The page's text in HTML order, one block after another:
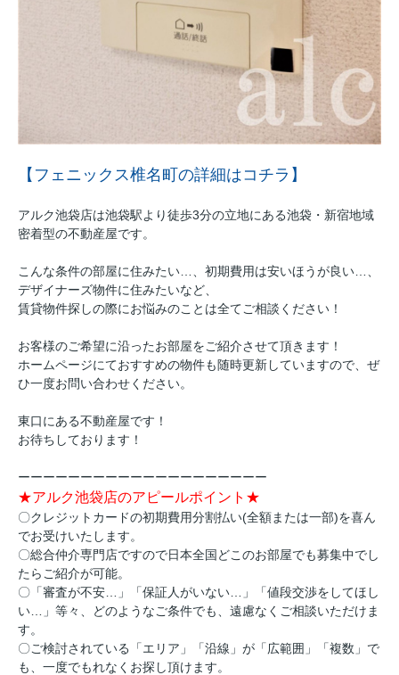
【フェニックス椎名町の詳細はコチラ】
アルク池袋店は池袋駅より徒歩3分の立地にある池袋・新宿地域
密着型の不動産屋です。
こんな条件の部屋に住みたい…、初期費用は安いほうが良い…、
デザイナーズ物件に住みたいなど、
賃貸物件探しの際にお悩みのことは全てご相談ください！
お客様のご希望に沿ったお部屋をご紹介させて頂きます！
ホームページにておすすめの物件も随時更新していますので、ぜ
ひ一度お問い合わせください。
東口にある不動産屋です！
お待ちしております！
ーーーーーーーーーーーーーーーーーーーー
★アルク池袋店のアピールポイント★
〇クレジットカードの初期費用分割払い(全額または一部)を喜ん
でお受けいたします。
〇総合仲介専門店ですので日本全国どこのお部屋でも募集中でし
たらご紹介が可能。
〇「審査が不安…」「保証人がいない…」「値段交渉をしてほし
い…」等々、どのようなご条件でも、遠慮なくご相談いただけま
す。
〇ご検討されている「エリア」「沿線」が「広範囲」「複数」で
も、一度でもれなくお探し頂けます。